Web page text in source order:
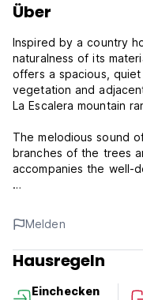
Über
Inspired by a country
naturalness of its
offers a spacious,
vegetation and
La Escalera mountain
The melodious sound
branches of the trees
accompanies the well-
y Karina offers you the
of our high jungle
having at hand any
living room, dining
Melden
Hausregeln
Einchecken